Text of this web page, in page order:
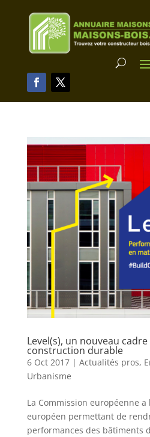
Level(s), un nouveau
construction durable
6 Oct 2017| Actualités pros,
Urbanisme
La Commission européenne
européen permettant de
performances des bâtiments